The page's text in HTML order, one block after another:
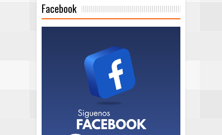
Facebook